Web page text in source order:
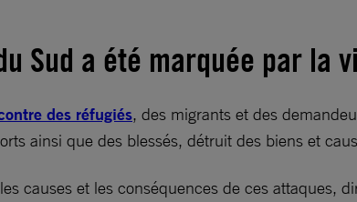
Sud a été marquée par la
des réfugiés, des migrants et des
ainsi que des blessés, détruit des biens et
causes et les conséquences de ces attaques,